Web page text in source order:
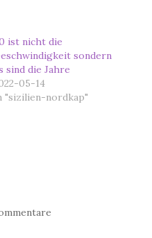
ist nicht die
sondern
sind die Jahre
05-14
"sizilien-nordkap"